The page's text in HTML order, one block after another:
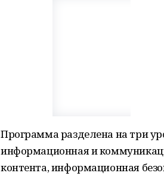
Программа разделена на три
информационная и
контента, информационная